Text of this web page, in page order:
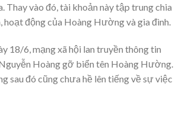
Thay vào đó, tài khoản này tập trung chia
hoạt động của Hoàng Hường và gia đình.
18/6, mạng xã hội lan truyền thông tin
Hoàng gỡ biển tên Hoàng Hường.
sau đó cũng chưa hề lên tiếng về sự việc